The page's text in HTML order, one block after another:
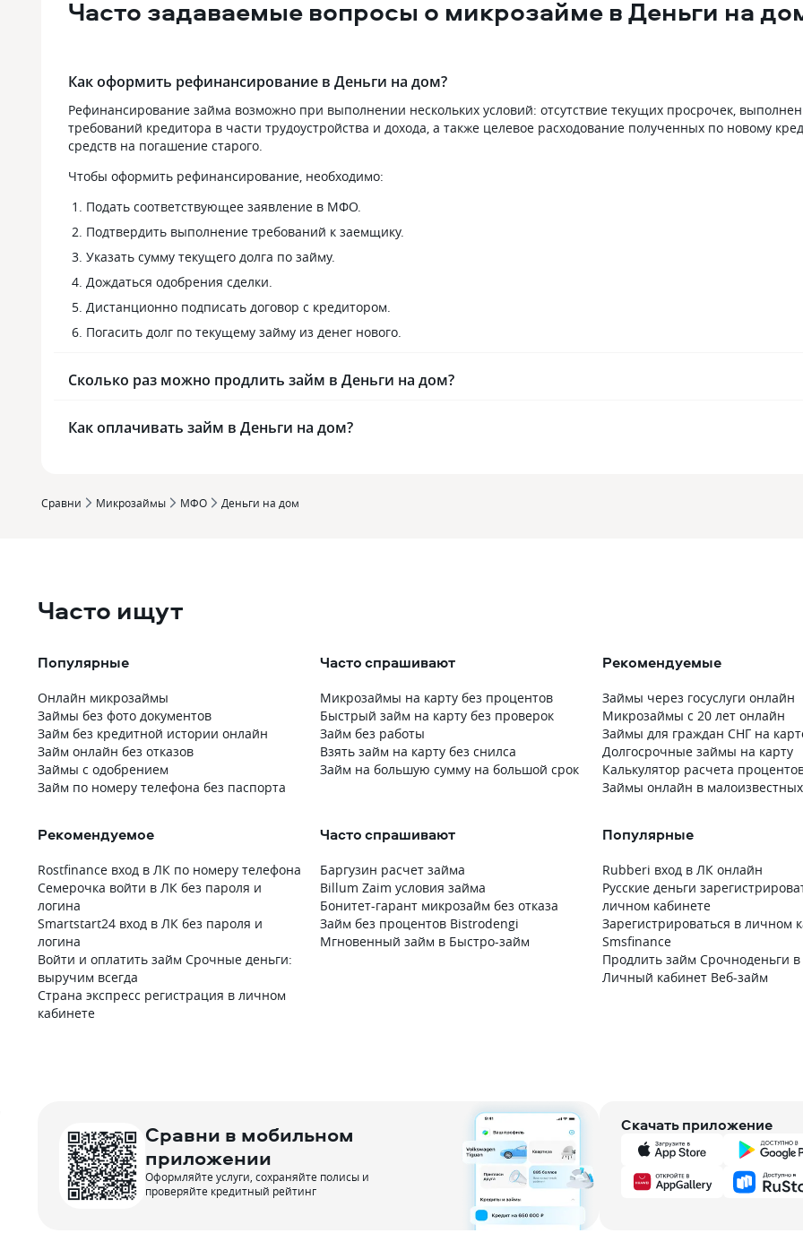
Часто задаваемые вопросы о микрозайме в Деньги на
Как оформить рефинансирование в Деньги на дом?
Рефинансирование займа возможно при выполнении нескольких условий: отсутствие текущих просрочек,
требований кредитора в части трудоустройства и дохода, а также целевое расходование полученных по новому
средств на погашение старого.
Чтобы оформить рефинансирование, необходимо:
Подать соответствующее заявление в МФО.
Подтвердить выполнение требований к заемщику.
Указать сумму текущего долга по займу.
Дождаться одобрения сделки.
Дистанционно подписать договор с кредитором.
Погасить долг по текущему займу из денег нового.
Сколько раз можно продлить займ в Деньги на дом?
Как оплачивать займ в Деньги на дом?
Сравни Микрозаймы МФО Деньги на дом
Часто ищут
Популярные
Онлайн микрозаймы
Займы без фото документов
Займ без кредитной истории онлайн
Займ онлайн без отказов
Займы с одобрением
Займ по номеру телефона без паспорта
Часто спрашивают
Микрозаймы на карту без процентов
Быстрый займ на карту без проверок
Займ без работы
Взять займ на карту без снилса
Займ на большую сумму на большой срок
Рекомендуемые
Займы через госуслуги онлайн
Микрозаймы с 20 лет онлайн
Займы для граждан СНГ на
Долгосрочные займы на карту
Калькулятор расчета
Займы онлайн в
Рекомендуемое
Rostfinance вход в ЛК по номеру телефона
Семерочка войти в ЛК без пароля и
логина
Smartstart24 вход в ЛК без пароля и
логина
Войти и оплатить займ Срочные деньги:
выручим всегда
Страна экспресс регистрация в личном
кабинете
Часто спрашивают
Баргузин расчет займа
Billum Zaim условия займа
Бонитет-гарант микрозайм без отказа
Займ без процентов Bistrodengi
Мгновенный займ в Быстро-займ
Популярные
Rubberi вход в ЛК онлайн
Русские деньги
личном кабинете
Зарегистрироваться в личном
Smsfinance
Продлить займ Срочноденьги
Личный кабинет Веб-займ
Сравни в мобильном
приложении
Оформляйте услуги, сохраняйте полисы и
проверяйте кредитный рейтинг
Скачать приложение